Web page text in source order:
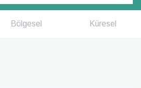
Bölgesel Küresel